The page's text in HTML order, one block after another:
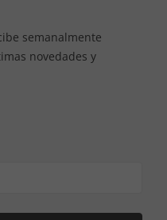
semanalmente
novedades y